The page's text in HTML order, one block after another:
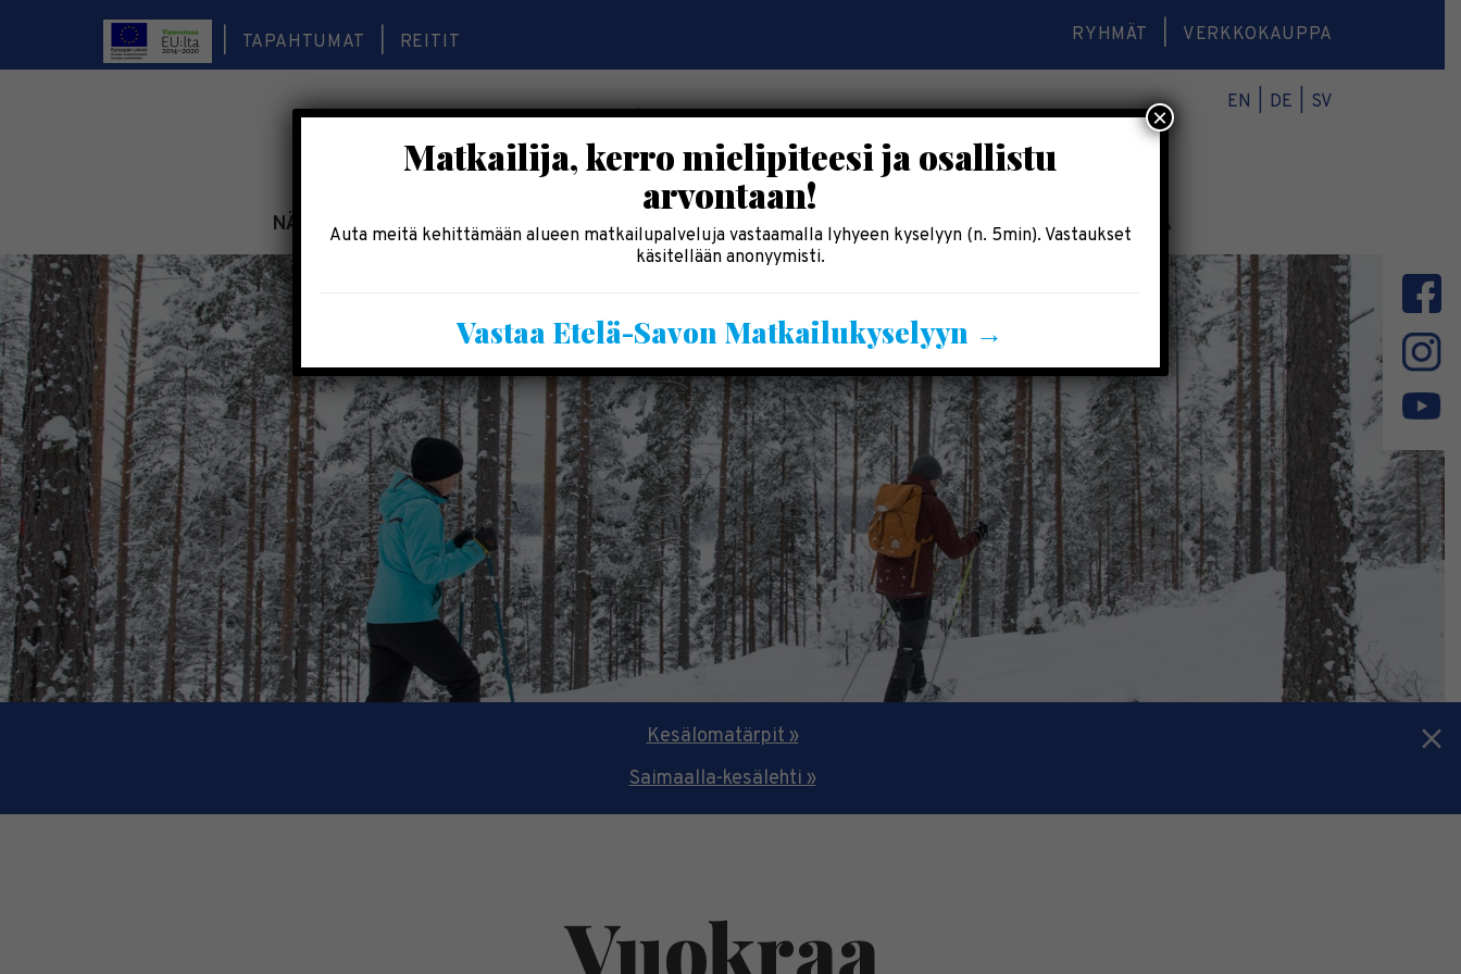
TAPAHTUMAT REITIT RYHMÄT VERKKOKAUPPA
EN DE SV
NÄE & KOE TEE & OSALLISTU SYÖ & SHOPPAILE MAJOITU INFO VERKKOKAUPPA
Kesälomatärpit »
Saimaalla-kesälehti »
Vuokraa
Matkailija, kerro mielipiteesi ja osallistu
arvontaan!
Auta meitä kehittämään alueen matkailupalveluja vastaamalla lyhyeen kyselyyn (n. 5min). Vastaukset
käsitellään anonyymisti.
Vastaa Etelä-Savon Matkailukyselyyn →
×